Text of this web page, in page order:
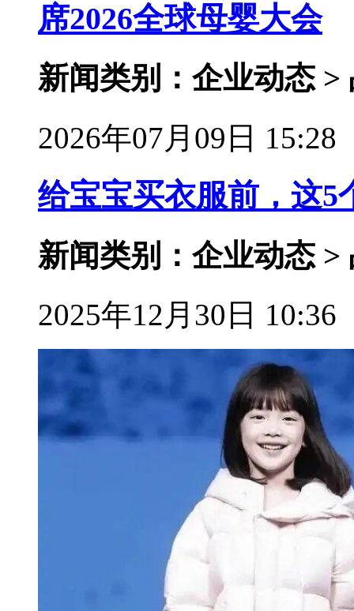
席2026全球母婴大会
新闻类别：企业动态 >
2026年07月09日 15:28
给宝宝买衣服前，这5
新闻类别：企业动态 >
2025年12月30日 10:36